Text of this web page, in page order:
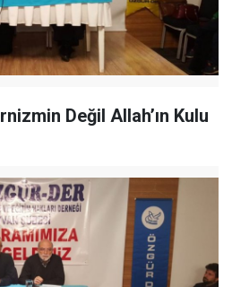
Değil Allah’ın Kulu